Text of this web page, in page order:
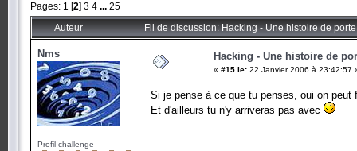
Pages: 1 [2] 3 4 ... 25
Auteur Fil de discussion: Hacking - Une histoire de
Nms
Profil challenge
Hacking - Une histoire de
« #15 le: 22 Janvier 2006 à 23:42:57
Si je pense à ce que tu penses, oui on peut
Et d'ailleurs tu n'y arriveras pas avec